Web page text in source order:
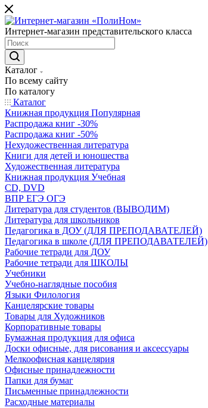
Интернет-магазин представительского класса
Каталог
По всему сайту
По каталогу
Каталог
Книжная продукция Популярная
Распродажа книг -30%
Распродажа книг -50%
Нехудожественная литература
Книги для детей и юношества
Художественная литература
Книжная продукция Учебная
CD, DVD
ВПР ЕГЭ ОГЭ
Литература для студентов (ВЫВОДИМ)
Литература для школьников
Педагогика в ДОУ (ДЛЯ ПРЕПОДАВАТЕЛЕЙ)
Педагогика в школе (ДЛЯ ПРЕПОДАВАТЕЛЕЙ)
Рабочие тетради для ДОУ
Рабочие тетради для ШКОЛЫ
Учебники
Учебно-наглядные пособия
Языки Филология
Канцелярские товары
Товары для Художников
Корпоративные товары
Бумажная продукция для офиса
Доски офисные, для рисования и аксессуары
Мелкоофисная канцелярия
Офисные принадлежности
Папки для бумаг
Письменные принадлежности
Расходные материалы